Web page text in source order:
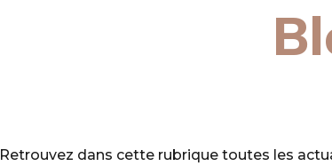
Retrouvez dans cette rubrique toutes les